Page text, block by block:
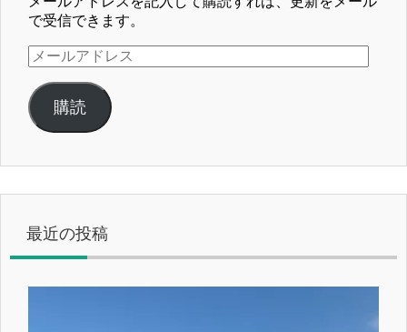
で受信できます。
メ
ー
ル
ア
ド
ス
購読
最近の投稿